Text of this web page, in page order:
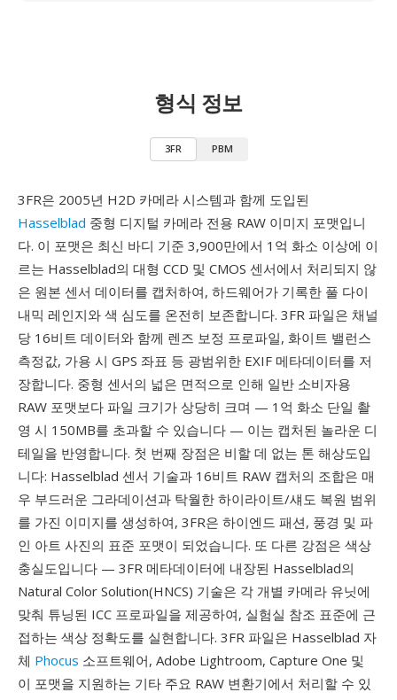
형식 정보
3FR PBM
3FR은 2005년 H2D 카메라 시스템과 함께 도입된
Hasselblad 중형 디지털 카메라 전용 RAW 이미지 포맷입니
다. 이 포맷은 최신 바디 기준 3,900만에서 1억 화소 이상에 이
르는 Hasselblad의 대형 CCD 및 CMOS 센서에서 처리되지 않
은 원본 센서 데이터를 캡처하여, 하드웨어가 기록한 풀 다이
내믹 레인지와 색 심도를 온전히 보존합니다. 3FR 파일은 채널
당 16비트 데이터와 함께 렌즈 보정 프로파일, 화이트 밸런스
측정값, 가용 시 GPS 좌표 등 광범위한 EXIF 메타데이터를 저
장합니다. 중형 센서의 넓은 면적으로 인해 일반 소비자용
RAW 포맷보다 파일 크기가 상당히 크며 — 1억 화소 단일 촬
영 시 150MB를 초과할 수 있습니다 — 이는 캡처된 놀라운 디
테일을 반영합니다. 첫 번째 장점은 비할 데 없는 톤 해상도입
니다: Hasselblad 센서 기술과 16비트 RAW 캡처의 조합은 매
우 부드러운 그라데이션과 탁월한 하이라이트/섀도 복원 범위
를 가진 이미지를 생성하여, 3FR은 하이엔드 패션, 풍경 및 파
인 아트 사진의 표준 포맷이 되었습니다. 또 다른 강점은 색상
충실도입니다 — 3FR 메타데이터에 내장된 Hasselblad의
Natural Color Solution(HNCS) 기술은 각 개별 카메라 유닛에
맞춰 튜닝된 ICC 프로파일을 제공하여, 실험실 참조 표준에 근
접하는 색상 정확도를 실현합니다. 3FR 파일은 Hasselblad 자
체 Phocus 소프트웨어, Adobe Lightroom, Capture One 및
이 포맷을 지원하는 기타 주요 RAW 변환기에서 처리할 수 있